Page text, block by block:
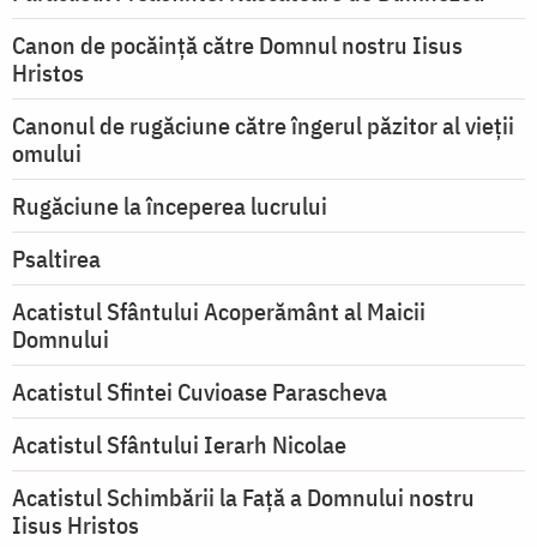
Canon de pocăință către Domnul nostru Iisus
Hristos
Canonul de rugăciune către îngerul păzitor al vieții
omului
Rugăciune la începerea lucrului
Psaltirea
Acatistul Sfântului Acoperământ al Maicii
Domnului
Acatistul Sfintei Cuvioase Parascheva
Acatistul Sfântului Ierarh Nicolae
Acatistul Schimbării la Faţă a Domnului nostru
Iisus Hristos